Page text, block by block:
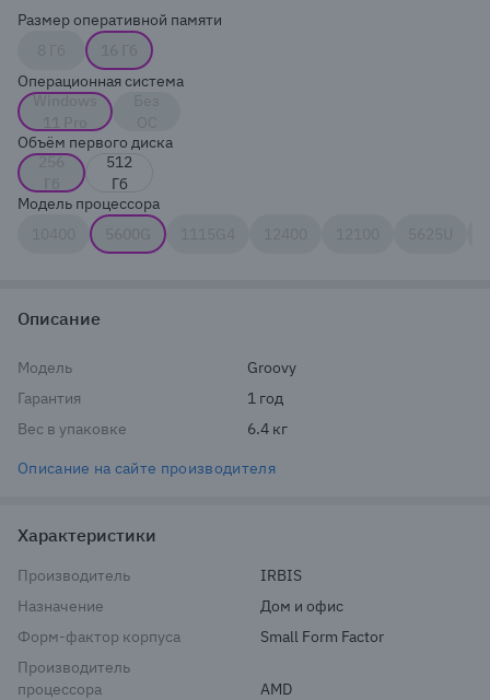
Размер оперативной памяти
Операционная система
Windows
Объём первого диска
256
512
Гб
Модель процессора
Описание
Модель
Groovy
Гарантия
1 год
Вес в упаковке
6.4 кг
Описание на сайте производителя
Характеристики
Производитель
IRBIS
Назначение
Дом и офис
Форм-фактор корпуса
Small Form Factor
Производитель
процессора
AMD